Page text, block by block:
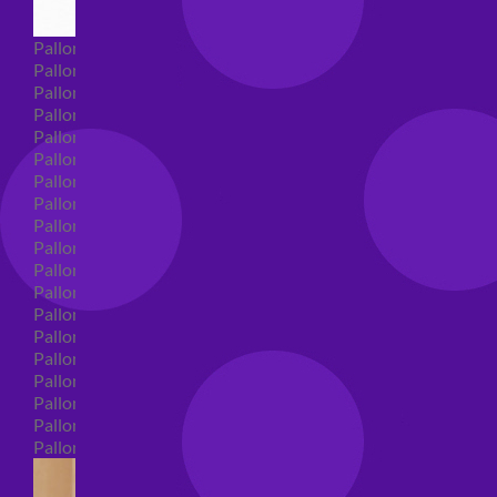
Palloncini Super Shape
Palloncini nascita super shape
Palloncini Battesimo super shape
Palloncini primo compleanno super shape
Palloncini personaggi super shape
Palloncini Comunione super shape
Palloncini cresima super shape
Palloncini laurea super shape
Palloncini compleanno super shape
Palloncini 18 anni super shape
Palloncini 30 anni super shape
Palloncini Altre ricorrenze super shape
Palloncini 40 anni super shape
Palloncini Animali super shape
Palloncini 50 anni super shape
Palloncini 60/70/80/90/100 anni super shape
Palloncini matrimonio super shape
Palloncini anniversario super shape
Palloncini generici super shape